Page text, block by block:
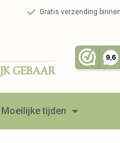
Gratis verzending
GEBAAR
Moeilijke tijden